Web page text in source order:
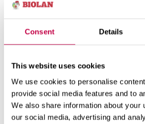
Consent Details
This website uses cookies
We use cookies to personalise
provide social media features and to
We also share information about your
our social media, advertising and
VERKKOKAUPPA